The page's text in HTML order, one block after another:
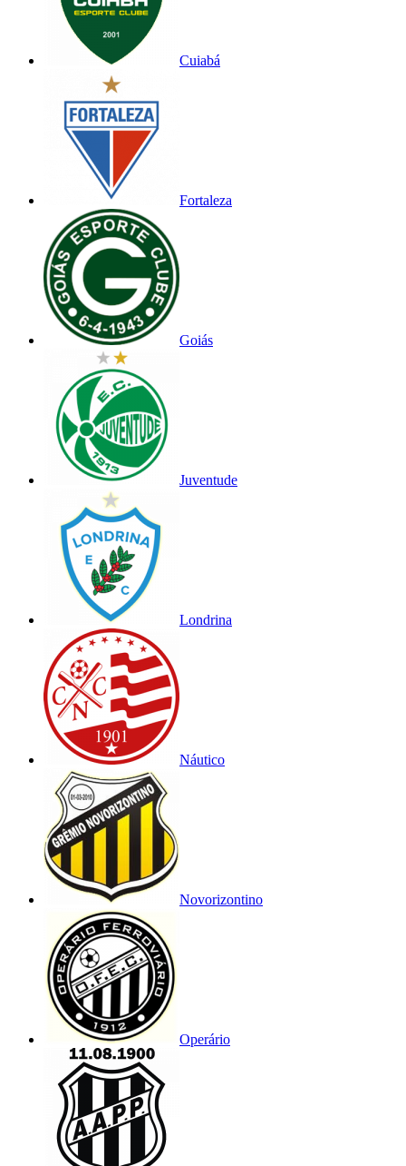
Cuiabá
Fortaleza
Goiás
Juventude
Londrina
Náutico
Novorizontino
Operário